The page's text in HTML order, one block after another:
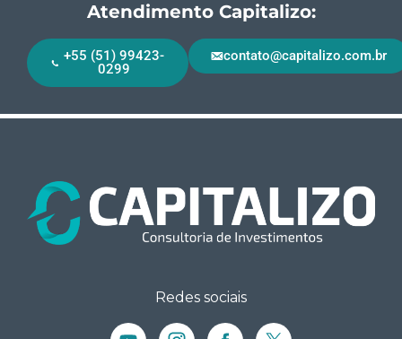
Atendimento Capitalizo:
+55 (51) 99423-
0299
contato@capitalizo.com.br
Redes sociais